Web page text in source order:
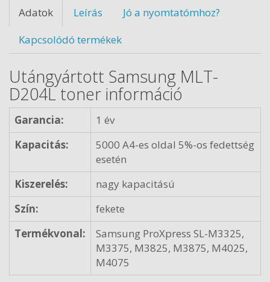
Adatok Leírás
Jó a nyomtatómhoz?
Kapcsolódó termékek
Utángyártott Samsung MLT-
D204L toner információ
Garancia:
1 év
Kapacitás:
5000 A4-es oldal 5%-os fedettség
esetén
Kiszerelés:
nagy kapacitású
Szín:
fekete
Termékvonal:
Samsung ProXpress SL-M3325,
M3375, M3825, M3875, M4025,
M4075